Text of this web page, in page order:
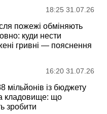
18:25 31.07.26
пожежі обміняють
куди нести
гривні — пояснення
16:20 31.07.26
мільйонів із бюджету
кладовище: що
зробити